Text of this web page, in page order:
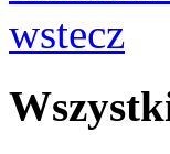
wstecz